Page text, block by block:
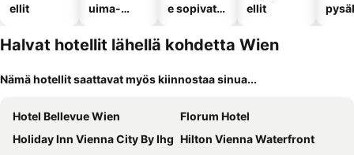
ellit
uima-
e sopivat
ellit
Halvat hotellit lähellä kohdetta Wien
Nämä hotellit saattavat myös kiinnostaa sinua...
Hotel Bellevue Wien
Florum Hotel
Holiday Inn Vienna City By Ihg Hilton Vienna Waterfront